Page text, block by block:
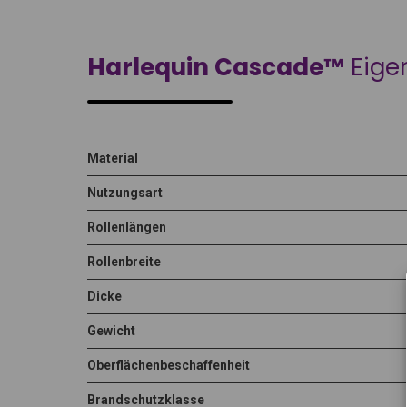
Harlequin Cascade™
Material
Nutzungsart
Rollenlängen
Rollenbreite
Dicke
Gewicht
Oberflächenbeschaffenheit
Brandschutzklasse